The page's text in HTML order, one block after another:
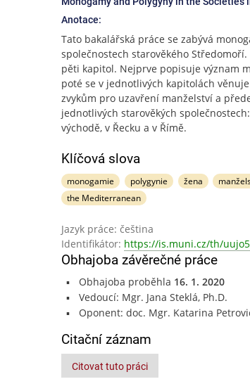
Anotace:
Tato bakalářská práce se zabývá
společnostech starověkého
pěti kapitol. Nejprve popisuje význam
poté se v jednotlivých kapitolách
zvykům pro uzavření manželství a
jednotlivých starověkých
východě, v Řecku a v Římě.
Klíčová slova
monogamie polygynie žena
the Mediterranean
Jazyk práce: čeština
Identifikátor: https://is.muni.cz/th/
Obhajoba závěrečné práce
Obhajoba proběhla 16. 1. 2020
Vedoucí: Mgr. Jana Steklá, Ph.D.
Oponent: doc. Mgr. Katarina
Citační záznam
Citovat tuto práci